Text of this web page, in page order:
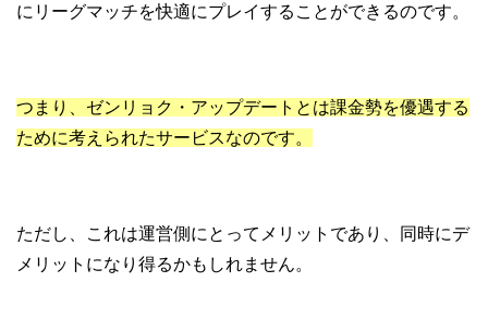
にリーグマッチを快適にプレイすることができるのです。
つまり、ゼンリョク・アップデートとは課金勢を優遇する
ために考えられたサービスなのです。
ただし、これは運営側にとってメリットであり、同時にデ
メリットになり得るかもしれません。